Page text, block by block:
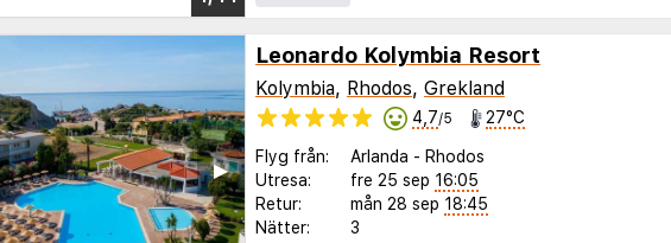
▶︎
Leonardo Kolymbia Resort
Kolymbia, Rhodos, Grekland
4,7/5 27°C
Flyg från: Arlanda - Rhodos
Utresa:
fre 25 sep 16:05
Retur:
mån 28 sep 18:45
Nätter:
3